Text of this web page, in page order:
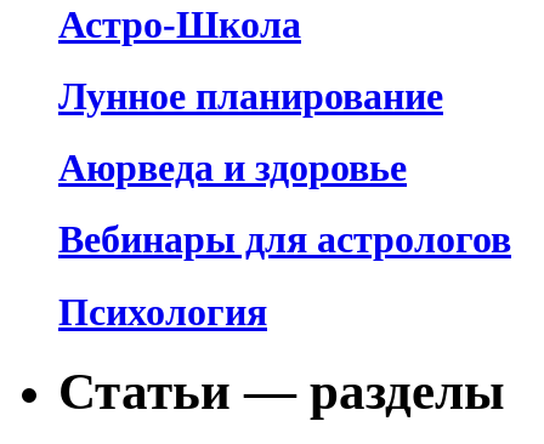
Астро-Школа
Лунное планирование
Аюрведа и здоровье
Вебинары для астрологов
Психология
Статьи — разделы